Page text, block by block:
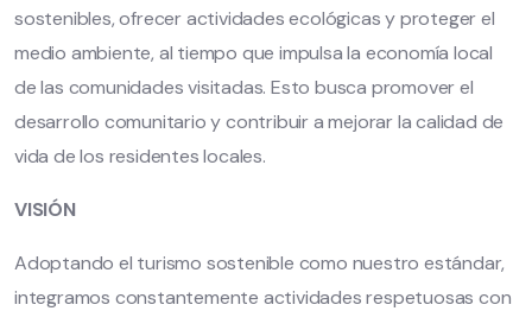
sostenibles, ofrecer actividades ecológicas y proteger el
medio ambiente, al tiempo que impulsa la economía local
de las comunidades visitadas. Esto busca promover el
desarrollo comunitario y contribuir a mejorar la calidad de
vida de los residentes locales.
VISIÓN
Adoptando el turismo sostenible como nuestro estándar,
integramos constantemente actividades respetuosas con